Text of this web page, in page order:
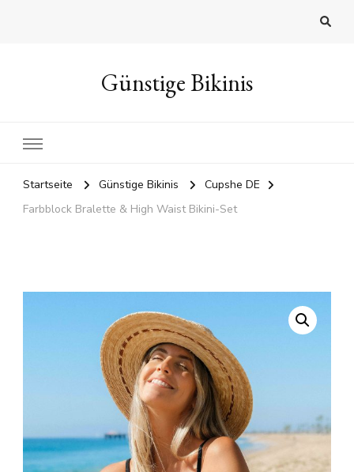
Günstige Bikinis
Startseite Günstige Bikinis
Cupshe DE
Farbblock Bralette & High Waist Bikini-Set